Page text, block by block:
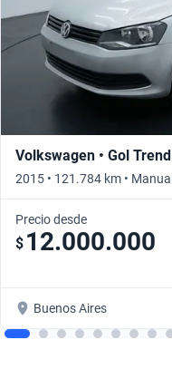
Volkswagen • Gol Trend
2015 • 121.784 km • Manual
Precio desde
$ 12.000.000
Buenos Aires